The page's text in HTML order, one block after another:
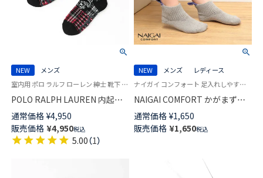
NEW
メンズ
室内用 ポロ ラルフ ローレン 紳士 靴下 25FW
POLO RALPH LAUREN 内起毛
総パイル ポロベア ラグジュア
リー パッチワークチェック 毛
混 ルームソックス 足底滑り止
め付き クルー丈 メンズ 日本製
通常価格 ¥4,950
販売価格 ¥4,950税込
5.00（1）
NEW メンズ
レディース
ナイガイ コンフォート 足入れしやすく ラクラク着脱 自立する靴下 着脱スムーズ
NAIGAI COMFORT かがまず履
ける ループ付き らくらく着脱
ルームソックス 足底ふわふわパ
イル レディース メンズ
通常価格 ¥1,650
販売価格 ¥1,650税込